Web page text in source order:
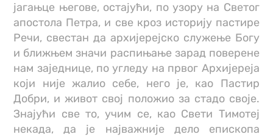
јагањце његове, остајући, по узору на Светог
апостола Петра, и све кроз историју пастире
Речи, свестан да архијерејско служење Богу
и ближњем значи распињање зарад поверене
нам заједнице, по угледу на првог Архијереја
који није жалио себе, него је, као Пастир
Добри, и живот свој положио за стадо своје.
Знајући све то, учим се, као Свети Тимотеј
некада, да је најважније дело епископа